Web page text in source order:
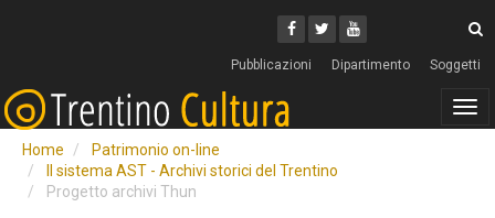
Facebook
Twitter
Youtube
Pubblicazioni Dipartimento Soggetti
Home
Patrimonio on-line
Il sistema AST - Archivi storici del Trentino
Progetto archivi Thun